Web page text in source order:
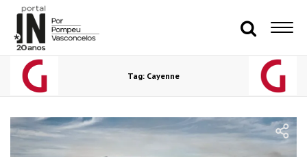
Tag: Cayenne